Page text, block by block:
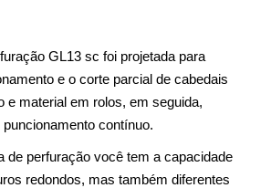
GL13 sc foi projetada para
e o corte parcial de cabedais
e material em rolos, em seguida,
contínuo.
de perfuração você tem a capacidade
redondos, mas também diferentes